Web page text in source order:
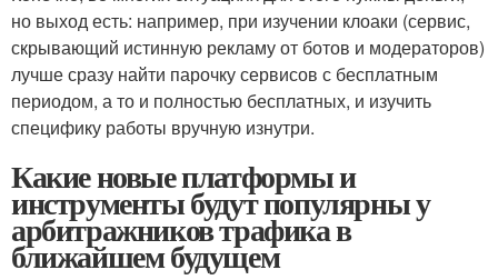
но выход есть: например, при изучении клоаки (сервис,
скрывающий истинную рекламу от ботов и модераторов)
лучше сразу найти парочку сервисов с бесплатным
периодом, а то и полностью бесплатных, и изучить
специфику работы вручную изнутри.
Какие новые платформы и
инструменты будут популярны у
арбитражников трафика в
ближайшем будущем